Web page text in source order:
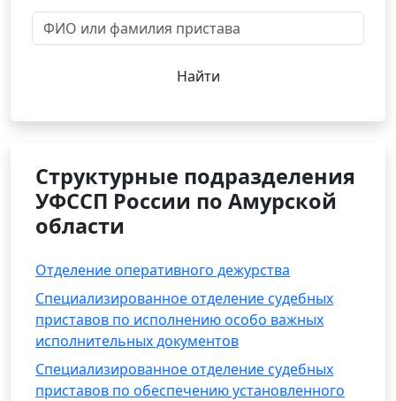
Найти
Структурные подразделения
УФССП России по Амурской
области
Отделение оперативного дежурства
Специализированное отделение судебных
приставов по исполнению особо важных
исполнительных документов
Специализированное отделение судебных
приставов по обеспечению установленного